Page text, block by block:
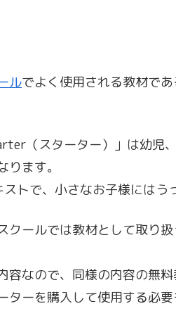
ルでよく使用される教材で
（スターター）」は幼児
ます。
トで、小さなお子様にはう
クールでは教材として取り
容なので、同様の内容の無
ターを購入して使用する必